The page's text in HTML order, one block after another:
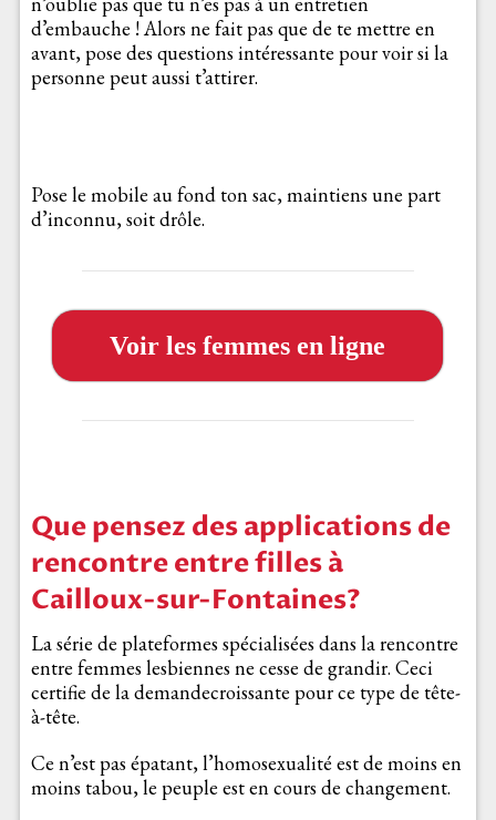
d’embauche ! Alors ne fait pas que de te mettre en
avant, pose des questions intéressante pour voir si la
personne peut aussi t’attirer.
Pose le mobile au fond ton sac, maintiens une part
d’inconnu, soit drôle.
Voir les femmes en ligne
Que pensez des applications de
rencontre entre filles à
Cailloux-sur-Fontaines?
La série de plateformes spécialisées dans la rencontre
entre femmes lesbiennes ne cesse de grandir. Ceci
certifie de la demandecroissante pour ce type de tête-
à-tête.
Ce n’est pas épatant, l’homosexualité est de moins en
moins tabou, le peuple est en cours de changement.